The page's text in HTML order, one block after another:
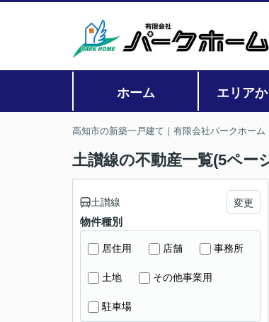
ホーム エリア
高知市の新築一戸建て｜有限会社パークホーム
土讃線の不動産一覧(5ペー
土讃線 変更
物件種別
居住用 店舗 事務所
土地 その他事業用
駐車場